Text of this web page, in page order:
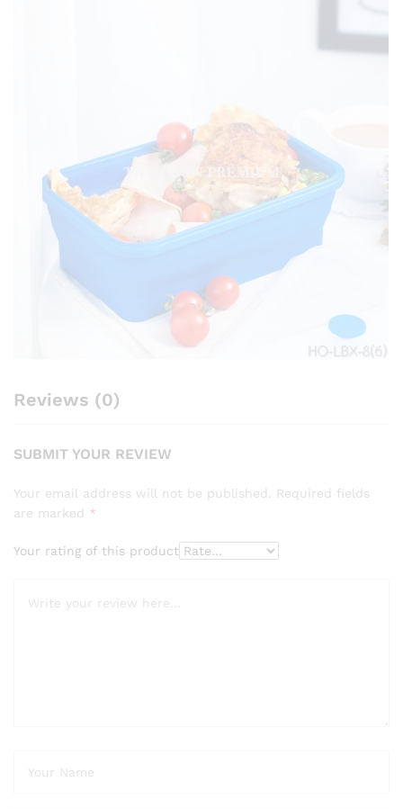
Reviews (0)
SUBMIT YOUR REVIEW
Your email address will not be published.
Required fields
are marked *
Your rating of this product